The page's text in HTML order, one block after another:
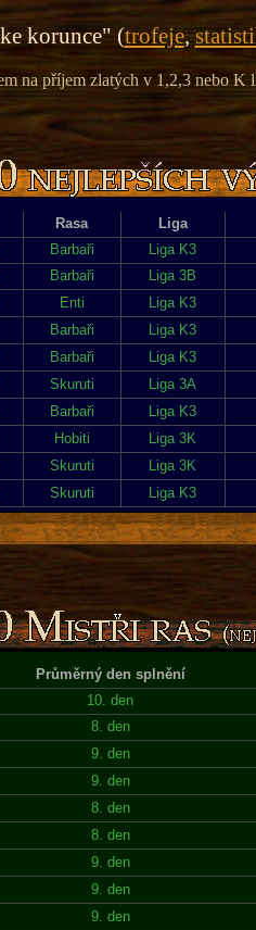
korunce" (trofeje,
na příjem zlatých v 1,2,3 nebo K
Rasa Liga
Barbaři Liga K3
Barbaři Liga 3B
Enti Liga K3
Barbaři Liga K3
Barbaři Liga K3
Skuruti Liga 3A
Barbaři Liga K3
Hobiti Liga 3K
Skuruti Liga 3K
Skuruti Liga K3
Průměrný den splnění
10. den
8. den
9. den
9. den
8. den
8. den
9. den
9. den
9. den